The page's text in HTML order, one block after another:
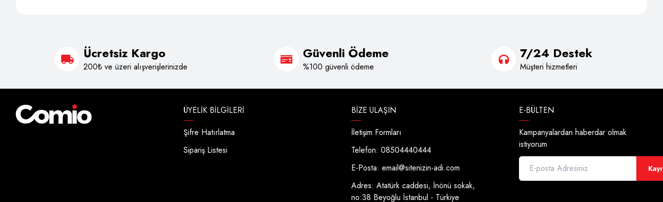
Ücretsiz Kargo
200₺ ve üzeri alışverişlerinizde
Güvenli Ödeme
%100 güvenli ödeme
7/24 Destek
Müşteri hizmetleri
ÜYELIK BILGILERI
Şifre Hatırlatma
Sipariş Listesi
BIZE ULAŞIN
İletişim Formları
Telefon: 08504440444
E-Posta: email@sitenizin-adi.com
Adres: Atatürk caddesi, İnönü sokak,
no:38 Beyoğlu İstanbul - Türkiye
E-BÜLTEN
Kampanyalardan haberdar olmak
istiyorum